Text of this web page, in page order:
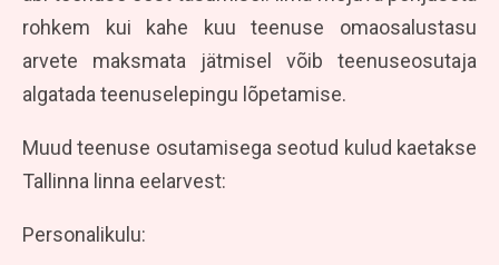
rohkem kui kahe kuu teenuse omaosalustasu
arvete maksmata jätmisel võib teenuseosutaja
algatada teenuselepingu lõpetamise.
Muud teenuse osutamisega seotud kulud kaetakse
Tallinna linna eelarvest:
Personalikulu: